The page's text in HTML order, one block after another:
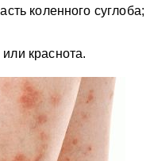
коленного суглоба;
краснота.